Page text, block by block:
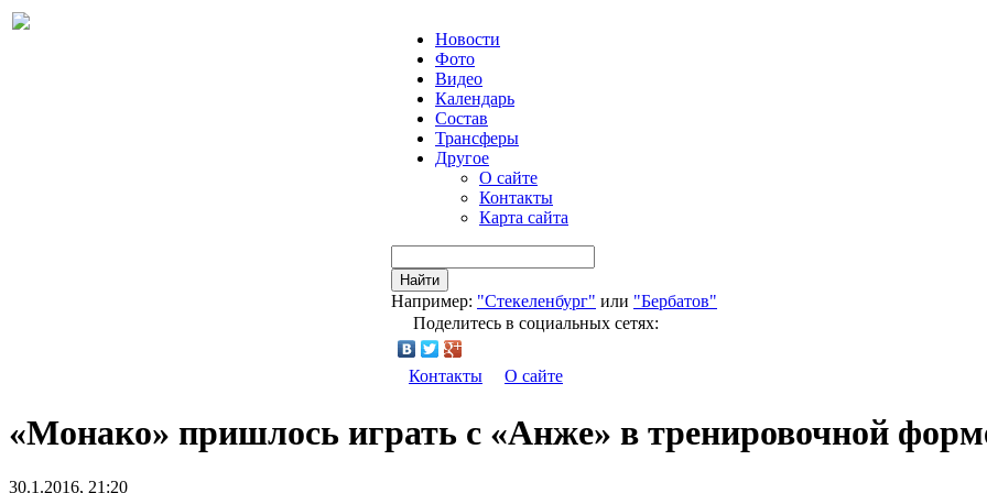
Новости
Фото
Видео
Календарь
Состав
Трансферы
Другое
О сайте
Контакты
Карта сайта
Найти
Например: "Стекеленбург" или "Бербатов"
Поделитесь в социальных сетях:
Контакты О сайте
«Монако» пришлось играть с «Анже» в тренировочной
30.1.2016, 21:20